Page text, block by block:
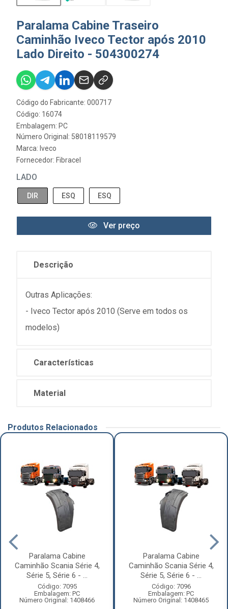
Paralama Cabine Traseiro
Caminhão Iveco Tector após 2010
Lado Direito - 504300274
Código do Fabricante: 000717
Código: 16074
Embalagem: PC
Número Original: 58018119579
Marca: Iveco
Fornecedor: Fibracel
LADO
DIR ESQ ESQ
Ver preço
Descrição
Outras Aplicações:
- Iveco Tector após 2010 (Serve em todos os
modelos)
Características
Material
Produtos Relacionados
Paralama Cabine
Caminhão Scania Série 4,
Série 5, Série 6 - ...
Código: 7095
Embalagem: PC
Número Original: 1408466
Paralama Cabine
Caminhão Scania Série 4,
Série 5, Série 6 - ...
Código: 7096
Embalagem: PC
Número Original: 1408465